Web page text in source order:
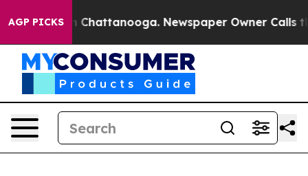
AGP PICKSin Chattanooga. Newspaper Owner Calls the